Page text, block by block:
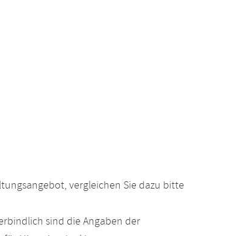
vergleichen Sie dazu bitte
sind die Angaben der